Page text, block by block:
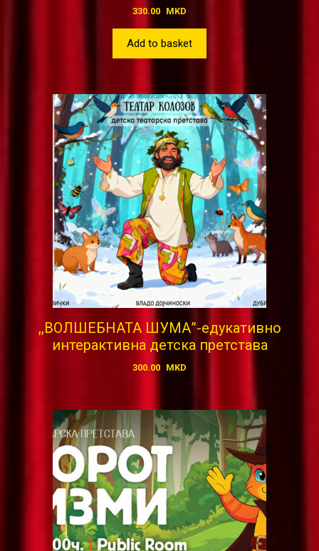
330.00 MKD
Add to basket
,,ВОЛШЕБНАТА ШУМА”-едукативно
интерактивна детска претстава
300.00 MKD